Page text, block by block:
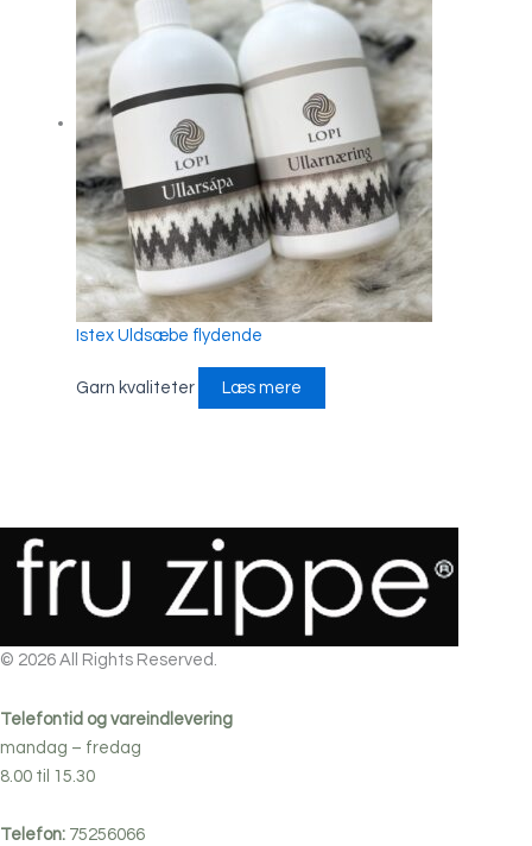
Istex Uldsæbe flydende
Garn kvaliteter Læs mere
© 2026 All Rights Reserved.
Telefontid og vareindlevering
mandag – fredag
8.00 til 15.30
Telefon: 75256066